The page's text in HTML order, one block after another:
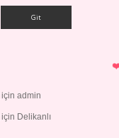
için admin
için Delikanlı